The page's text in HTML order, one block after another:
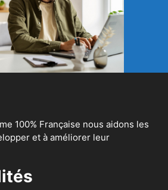
100% Française nous aidons les
et à améliorer leur